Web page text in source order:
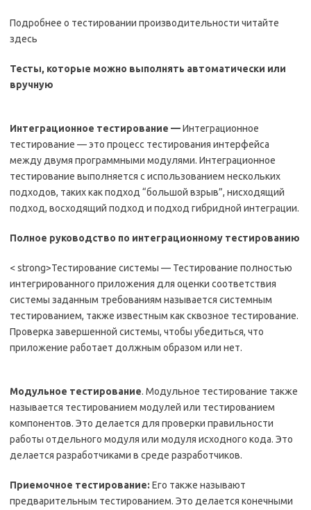
Подробнее о тестировании производительности читайте
здесь
Тесты, которые можно выполнять автоматически или
вручную
Интеграционное тестирование —Интеграционное
тестирование — это процесс тестирования интерфейса
между двумя программными модулями. Интеграционное
тестирование выполняется с использованием нескольких
подходов, таких как подход “большой взрыв”, нисходящий
подход, восходящий подход и подход гибридной интеграции.
Полное руководство по интеграционному тестированию
< strong>Тестирование системы — Тестирование полностью
интегрированного приложения для оценки соответствия
системы заданным требованиям называется системным
тестированием, также известным как сквозное тестирование.
Проверка завершенной системы, чтобы убедиться, что
приложение работает должным образом или нет.
Модульное тестирование. Модульное тестирование также
называется тестированием модулей или тестированием
компонентов. Это делается для проверки правильности
работы отдельного модуля или модуля исходного кода. Это
делается разработчиками в среде разработчиков.
Приемочное тестирование: Его также называют
предварительным тестированием. Это делается конечными